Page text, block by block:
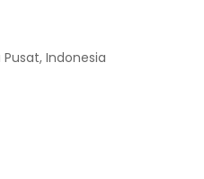
Pusat, Indonesia